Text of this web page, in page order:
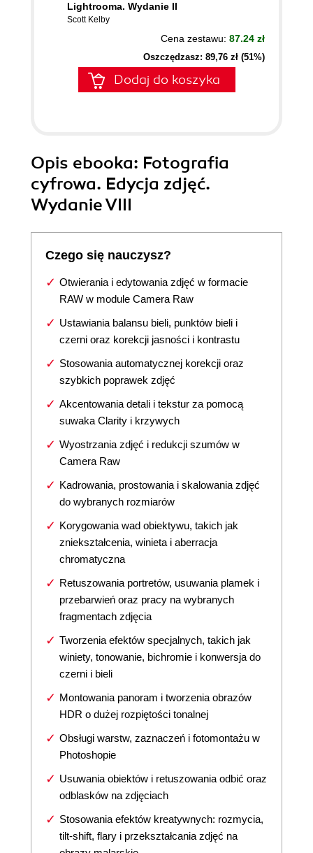
Lightrooma. Wydanie II
Scott Kelby
Cena zestawu: 87.24 zł
Oszczędzasz: 89,76 zł (51%)
Dodaj do koszyka
Opis ebooka: Fotografia
cyfrowa. Edycja zdjęć.
Wydanie VIII
Czego się nauczysz?
Otwierania i edytowania zdjęć w formacie
RAW w module Camera Raw
Ustawiania balansu bieli, punktów bieli i
czerni oraz korekcji jasności i kontrastu
Stosowania automatycznej korekcji oraz
szybkich poprawek zdjęć
Akcentowania detali i tekstur za pomocą
suwaka Clarity i krzywych
Wyostrzania zdjęć i redukcji szumów w
Camera Raw
Kadrowania, prostowania i skalowania zdjęć
do wybranych rozmiarów
Korygowania wad obiektywu, takich jak
zniekształcenia, winieta i aberracja
chromatyczna
Retuszowania portretów, usuwania plamek i
przebarwień oraz pracy na wybranych
fragmentach zdjęcia
Tworzenia efektów specjalnych, takich jak
winiety, tonowanie, bichromie i konwersja do
czerni i bieli
Montowania panoram i tworzenia obrazów
HDR o dużej rozpiętości tonalnej
Obsługi warstw, zaznaczeń i fotomontażu w
Photoshopie
Usuwania obiektów i retuszowania odbić oraz
odblasków na zdjęciach
Stosowania efektów kreatywnych: rozmycia,
tilt-shift, flary i przekształcania zdjęć na